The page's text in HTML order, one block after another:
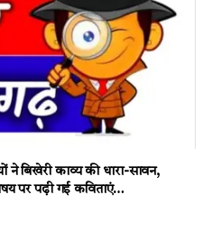
ने बिखेरी काव्य की धारा-सावन,
पर पढ़ी गई कविताएं…